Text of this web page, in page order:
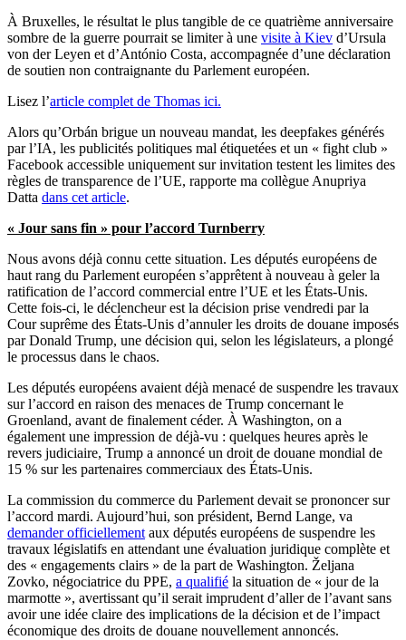
À Bruxelles, le résultat le plus tangible de ce quatrième anniversaire
sombre de la guerre pourrait se limiter à une visite à Kiev d’Ursula
von der Leyen et d’António Costa, accompagnée d’une déclaration
de soutien non contraignante du Parlement européen.
Lisez l’article complet de Thomas ici.
Alors qu’Orbán brigue un nouveau mandat, les deepfakes générés
par l’IA, les publicités politiques mal étiquetées et un « fight club »
Facebook accessible uniquement sur invitation testent les limites des
règles de transparence de l’UE, rapporte ma collègue Anupriya
Datta dans cet article.
« Jour sans fin » pour l’accord Turnberry
Nous avons déjà connu cette situation. Les députés européens de
haut rang du Parlement européen s’apprêtent à nouveau à geler la
ratification de l’accord commercial entre l’UE et les États-Unis.
Cette fois-ci, le déclencheur est la décision prise vendredi par la
Cour suprême des États-Unis d’annuler les droits de douane imposés
par Donald Trump, une décision qui, selon les législateurs, a plongé
le processus dans le chaos.
Les députés européens avaient déjà menacé de suspendre les travaux
sur l’accord en raison des menaces de Trump concernant le
Groenland, avant de finalement céder. À Washington, on a
également une impression de déjà-vu : quelques heures après le
revers judiciaire, Trump a annoncé un droit de douane mondial de
15 % sur les partenaires commerciaux des États-Unis.
La commission du commerce du Parlement devait se prononcer sur
l’accord mardi. Aujourd’hui, son président, Bernd Lange, va
demander officiellement aux députés européens de suspendre les
travaux législatifs en attendant une évaluation juridique complète et
des « engagements clairs » de la part de Washington. Željana
Zovko, négociatrice du PPE, a qualifié la situation de « jour de la
marmotte », avertissant qu’il serait imprudent d’aller de l’avant sans
avoir une idée claire des implications de la décision et de l’impact
économique des droits de douane nouvellement annoncés.